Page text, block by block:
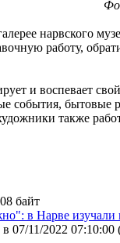
нарвского
работу,
и воспевает
события, бытовые
также
байт
в Нарве изучали
в 07/11/2022 07:10:00